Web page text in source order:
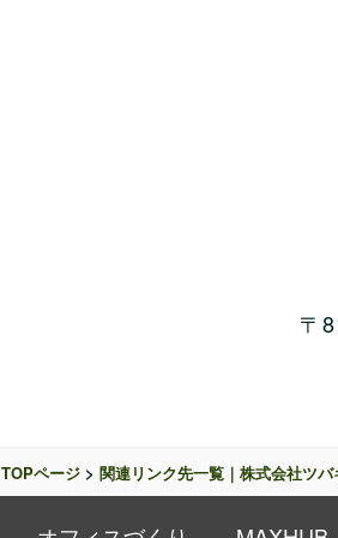
〒
TOPページ > 関連リンク先一覧｜株式会社ツ